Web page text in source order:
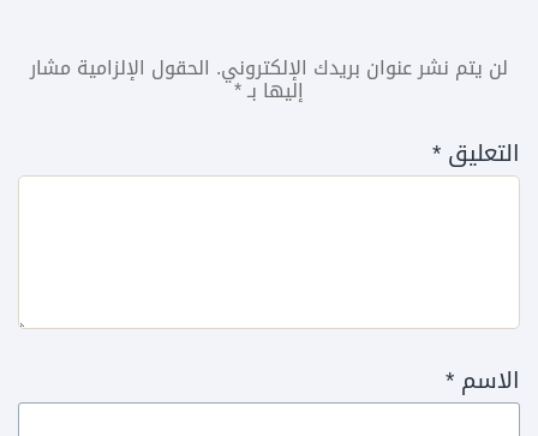
لن يتم نشر عنوان بريدك الإلكتروني. الحقول الإلزامية مشار
إليها بـ*
التعليق*
الاسم*